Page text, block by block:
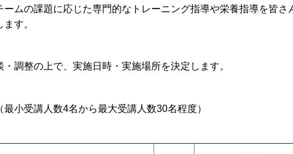
ムの課題に応じた専門的なトレーニング指導や栄養指導を皆さ
す。
調整の上で、実施日時・実施場所を決定します。
小受講人数4名から最大受講人数30名程度）